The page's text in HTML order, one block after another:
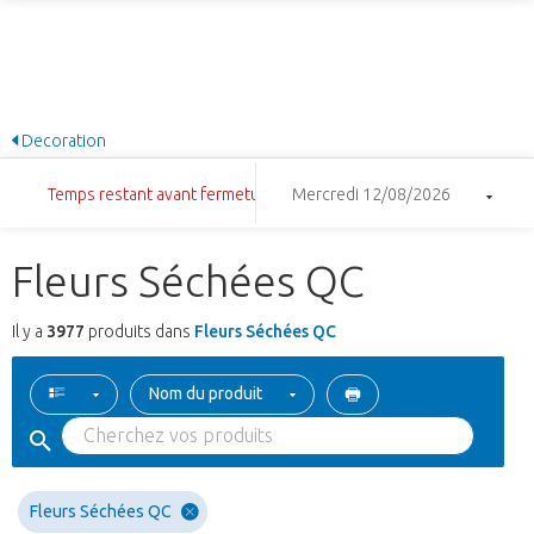
Decoration
Temps restant avant fermeture: 18:24:22Mercredi 12/08/2026
Fleurs Séchées QC
Il y a 3977 produits dans Fleurs Séchées QC
Nom du produit
Fleurs Séchées QC